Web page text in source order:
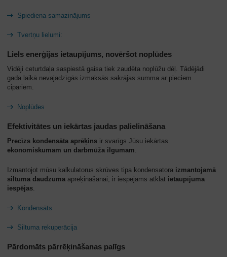
Spiediena samazinājums
Tvertņu lielumi:
Liels enerģijas ietaupījums, novēršot noplūdes
Vidēji ceturtdaļa saspiestā gaisa tiek zaudēta noplūžu dēļ. Tādējādi
gada laikā nevajadzīgās izmaksās sakrājas summa ar pieciem
cipariem.
Noplūdes
Efektivitātes un iekārtas jaudas palielināšana
Precīzs kondensāta aprēķins ir svarīgs Jūsu iekārtas
ekonomiskumam un darbmūža ilgumam.
Izmantojot mūsu kalkulatorus skrūves tipa kondensatora izmantojamā
siltuma daudzuma aprēķināšanai, ir iespējams atklāt ietaupījuma
iespējas.
Kondensāts
Siltuma rekuperācija
Pārdomāts pārrēķināšanas palīgs